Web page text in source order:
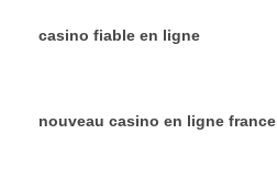
casino fiable en ligne
nouveau casino en ligne france